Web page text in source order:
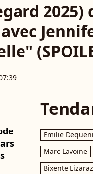
2025)
Emilie
Marc Lavoine
Bixente